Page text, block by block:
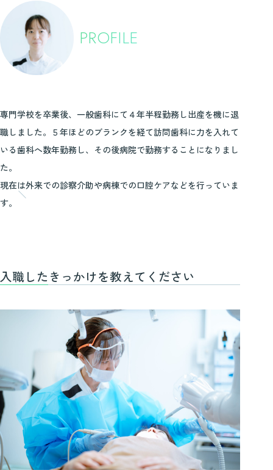
PROFILE
専門学校を卒業後、一般歯科にて４年半程勤務し出産を機に退
職しました。５年ほどのブランクを経て訪問歯科に力を入れて
いる歯科へ数年勤務し、その後病院で勤務することになりまし
た。
現在は外来での診察介助や病棟での口腔ケアなどを行っていま
す。
入職したきっかけを教えてください